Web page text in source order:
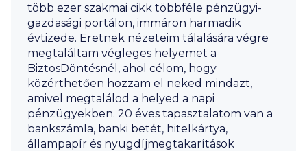
több ezer szakmai cikk többféle pénzügyi-
gazdasági portálon, immáron harmadik
évtizede. Eretnek nézeteim tálalására végre
megtaláltam végleges helyemet a
BiztosDöntésnél, ahol célom, hogy
közérthetően hozzam el neked mindazt,
amivel megtalálod a helyed a napi
pénzügyekben. 20 éves tapasztalatom van a
bankszámla, banki betét, hitelkártya,
állampapír és nyugdíjmegtakarítások